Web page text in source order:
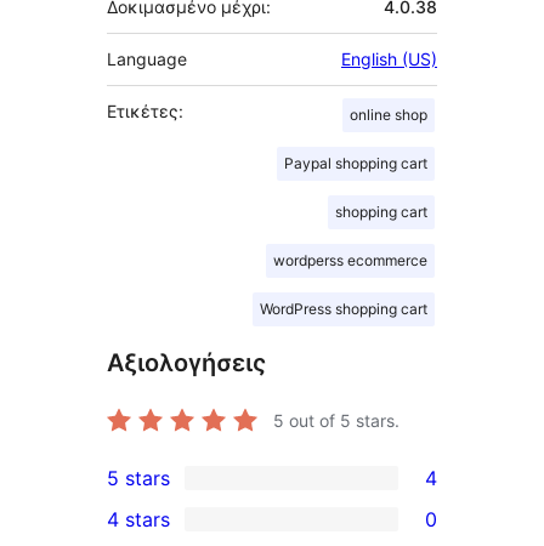
Δοκιμασμένο μέχρι: 4.0.38
Language English (US)
Ετικέτες: online shop
Paypal shopping cart
shopping cart
wordperss ecommerce
WordPress shopping cart
Αξιολογήσεις
5 out of 5 stars.
4
5-
5 stars 4
4 stars 0